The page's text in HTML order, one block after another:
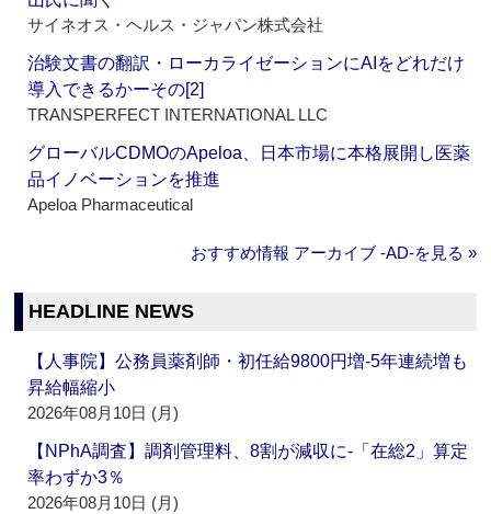
サイネオス・ヘルス・ジャパン株式会社
治験文書の翻訳・ローカライゼーションにAIをどれだけ
導入できるかーその[2]
TRANSPERFECT INTERNATIONAL LLC
グローバルCDMOのApeloa、日本市場に本格展開し医薬
品イノベーションを推進
Apeloa Pharmaceutical
おすすめ情報 アーカイブ ‐AD‐を見る »
HEADLINE NEWS
【人事院】公務員薬剤師・初任給9800円増‐5年連続増も
昇給幅縮小
2026年08月10日 (月)
【NPhA調査】調剤管理料、8割が減収に‐「在総2」算定
率わずか3％
2026年08月10日 (月)